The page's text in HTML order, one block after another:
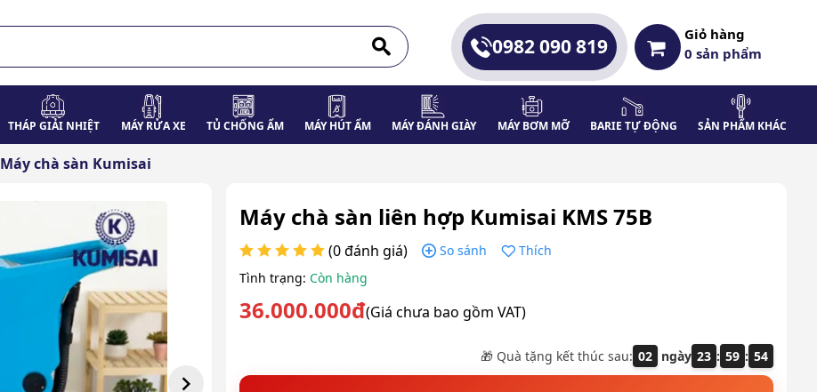
0982 090 819
Giỏ hàng
0sản phẩm
THÁP GIẢI NHIỆT MÁY RỬA XE TỦ CHỐNG ẨM MÁY HÚT ẨM MÁY ĐÁNH GIÀY MÁY BƠM MỠ BARIE TỰ ĐỘNG SẢN PHẨM KHÁC
Máy chà sàn Kumisai
Máy chà sàn liên hợp Kumisai KMS 75B
(0 đánh giá) So sánh
Thích
Tình trạng: Còn hàng
36.000.000đ(Giá chưa bao gồm VAT)
🎁 Quà tặng kết thúc sau: 02 ngày 23 : 59 : 53